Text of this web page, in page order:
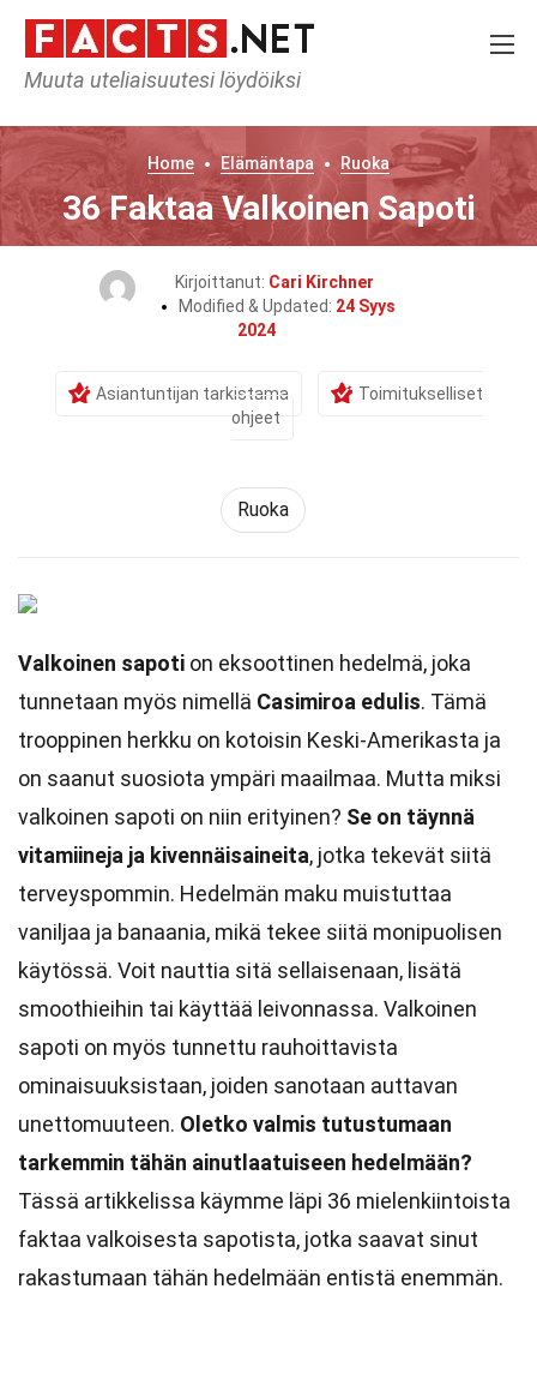
Muuta uteliaisuutesi löydöiksi
Home Elämäntapa Ruoka
36 Faktaa Valkoinen Sapoti
Kirjoittanut: Cari Kirchner
Modified & Updated: 24 Syys
2024
Asiantuntijan tarkistama
Toimitukselliset
ohjeet
Ruoka
Valkoinen sapoti on eksoottinen hedelmä, joka
tunnetaan myös nimellä Casimiroa edulis. Tämä
trooppinen herkku on kotoisin Keski-Amerikasta ja
on saanut suosiota ympäri maailmaa. Mutta miksi
valkoinen sapoti on niin erityinen? Se on täynnä
vitamiineja ja kivennäisaineita, jotka tekevät siitä
terveyspommin. Hedelmän maku muistuttaa
vaniljaa ja banaania, mikä tekee siitä monipuolisen
käytössä. Voit nauttia sitä sellaisenaan, lisätä
smoothieihin tai käyttää leivonnassa. Valkoinen
sapoti on myös tunnettu rauhoittavista
ominaisuuksistaan, joiden sanotaan auttavan
unettomuuteen. Oletko valmis tutustumaan
tarkemmin tähän ainutlaatuiseen hedelmään?
Tässä artikkelissa käymme läpi 36 mielenkiintoista
faktaa valkoisesta sapotista, jotka saavat sinut
rakastumaan tähän hedelmään entistä enemmän.